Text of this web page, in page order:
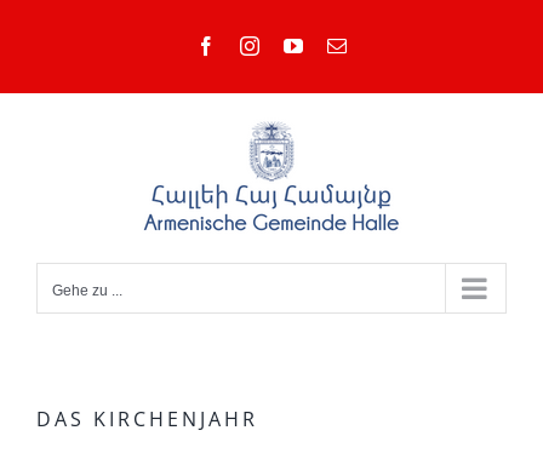
FacebookInstagramYouTube
E-
Gehe zu ...
DAS KIRCHENJAHR